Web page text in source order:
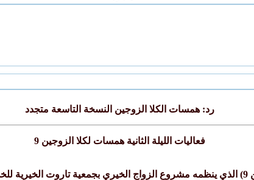
رد: همسات الكلا الزوجين النسخة التاسعة متجدد
فعاليات الليلة الثانية همسات لكلا الزوجين 9
تتواصل فعاليات برنامج (همسات لكلا الزوجين 9) الذي ينظمه مشروع الزواج الخيري